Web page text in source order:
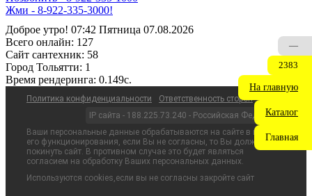
Жми - 8-922-335-3000!
Доброе утро! 07:42 Пятница 07.08.2026
Всего онлайн: 127
Сайт cантехник: 58
Город Тольятти: 1
Время рендеринга: 0.149c.
Политика конфиденциальности
Ответственность сторон
IP сайта - 188.225.73.240 - Российская Федерация
Ваши персональные данные обрабатываются на сайте в целях
его функционирования, если Вы не согласны, то Вы должны
покинуть сайт. В противном случае это будет являться
согласием на обработку Ваших персональных данных.
Используются cookies,если вы не согласны закройте сайт
—
2383
На главную
Каталог
Главная